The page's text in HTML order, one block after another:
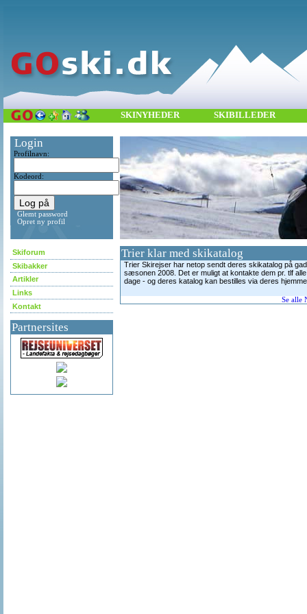
SKINYHEDER SKIBILLEDER
Login
Profilnavn:
Kodeord:
Glemt password
Opret ny profil
Skiforum
Skibakker
Artikler
Links
Kontakt
Partnersites
Trier klar med skikatalog
Trier Skirejser har netop sendt deres skikatalog på
sæsonen 2008. Det er muligt at kontakte dem pr. tlf
dage - og deres katalog kan bestilles via deres
Se alle